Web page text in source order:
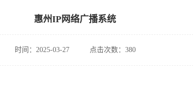
惠州IP网络广播系统
时间：2025-03-27 点击次数：380